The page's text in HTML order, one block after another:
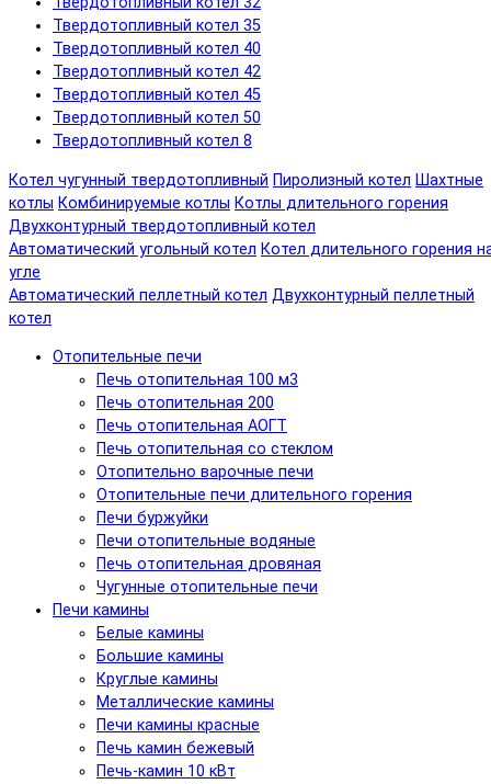
Твердотопливный котел 35
Твердотопливный котел 40
Твердотопливный котел 42
Твердотопливный котел 45
Твердотопливный котел 50
Твердотопливный котел 8
Котел чугунный твердотопливный Пиролизный котел Шахтные
котлы Комбинируемые котлы Котлы длительного горения
Двухконтурный твердотопливный котел
Автоматический угольный котел Котел длительного горения
угле
Автоматический пеллетный котел Двухконтурный пеллетный
котел
Отопительные печи
Печь отопительная 100 м3
Печь отопительная 200
Печь отопительная АОГТ
Печь отопительная со стеклом
Отопительно варочные печи
Отопительные печи длительного горения
Печи буржуйки
Печи отопительные водяные
Печь отопительная дровяная
Чугунные отопительные печи
Печи камины
Белые камины
Большие камины
Круглые камины
Металлические камины
Печи камины красные
Печь камин бежевый
Печь-камин 10 кВт